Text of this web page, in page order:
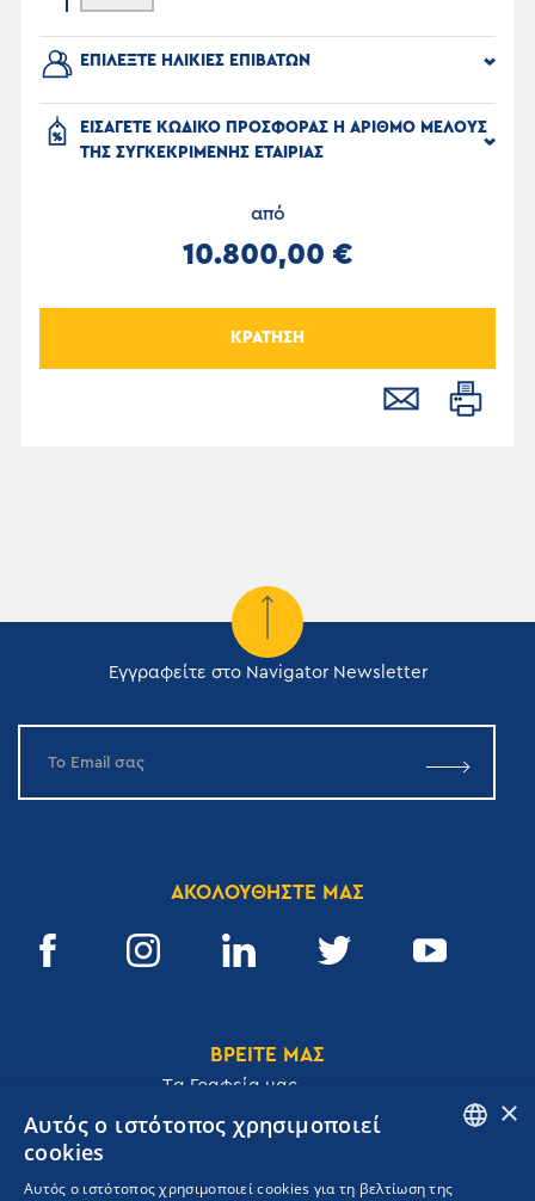
ΕΠΙΛΕΞΤΕ ΗΛΙΚΙΕΣ ΕΠΙΒΑΤΩΝ
ΕΙΣΑΓΕΤΕ ΚΩΔΙΚΟ ΠΡΟΣΦΟΡΑΣ Η ΑΡΙΘΜΟ ΜΕΛΟΥΣ
ΤΗΣ ΣΥΓΚΕΚΡΙΜΕΝΗΣ ΕΤΑΙΡΙΑΣ
από
10.800,00 €
ΚΡΑΤΗΣΗ
Εγγραφείτε στο Navigator Newsletter
ΑΚΟΛΟΥΘΗΣΤΕ ΜΑΣ
ΒΡΕΙΤΕ ΜΑΣ
Tα Γραφεία μας
Ακαδημίας 32, 106 72, Αθήνα, Ελλάδα
×
Αυτός ο ιστότοπος χρησιμοποιεί
cookies
Αυτός ο ιστότοπος χρησιμοποιεί cookies για τη βελτίωση της